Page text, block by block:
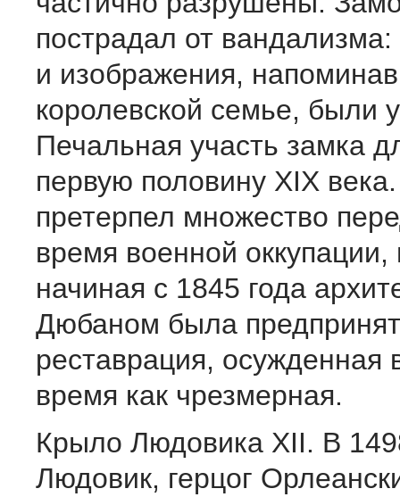
пострадал от
и изображения,
королевской семье, были
Печальная участь замка
первую половину XIX
претерпел множество
время военной
начиная с 1845 года
Дюбаном была
реставрация, осужденная
время как чрезмерная.
Крыло Людовика XII. В
Людовик, герцог